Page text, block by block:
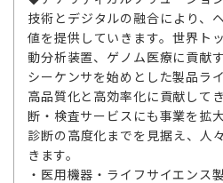
技術とデジタルの融合により、
値を提供していきます。世界ト
動分析装置、ゲノム医療に貢献
シーケンサを始めとした製品ラ
高品質化と高効率化に貢献して
断・検査サービスにも事業を拡
診断の高度化までを見据え、人
きます。
・医用機器・ライフサイエンス